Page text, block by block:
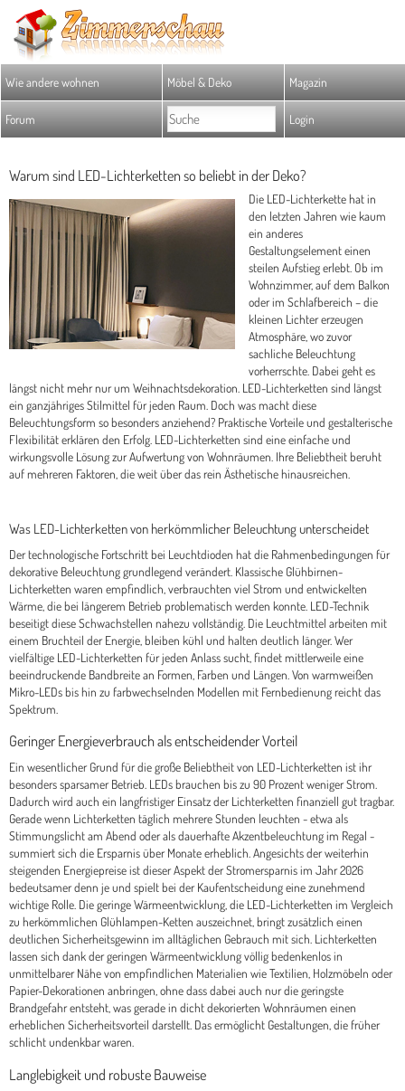
Wie andere wohnen Möbel & Deko Magazin
Forum Login
Warum sind LED-Lichterketten so beliebt in der Deko?
Die LED-Lichterkette hat in
den letzten Jahren wie kaum
ein anderes
Gestaltungselement einen
steilen Aufstieg erlebt. Ob im
Wohnzimmer, auf dem Balkon
oder im Schlafbereich – die
kleinen Lichter erzeugen
Atmosphäre, wo zuvor
sachliche Beleuchtung
vorherrschte. Dabei geht es
längst nicht mehr nur um Weihnachtsdekoration. LED-Lichterketten sind längst
ein ganzjähriges Stilmittel für jeden Raum. Doch was macht diese
Beleuchtungsform so besonders anziehend? Praktische Vorteile und gestalterische
Flexibilität erklären den Erfolg. LED-Lichterketten sind eine einfache und
wirkungsvolle Lösung zur Aufwertung von Wohnräumen. Ihre Beliebtheit beruht
auf mehreren Faktoren, die weit über das rein Ästhetische hinausreichen.
Was LED-Lichterketten von herkömmlicher Beleuchtung unterscheidet
Der technologische Fortschritt bei Leuchtdioden hat die Rahmenbedingungen für
dekorative Beleuchtung grundlegend verändert. Klassische Glühbirnen-
Lichterketten waren empfindlich, verbrauchten viel Strom und entwickelten
Wärme, die bei längerem Betrieb problematisch werden konnte. LED-Technik
beseitigt diese Schwachstellen nahezu vollständig. Die Leuchtmittel arbeiten mit
einem Bruchteil der Energie, bleiben kühl und halten deutlich länger. Wer
vielfältige LED-Lichterketten für jeden Anlass sucht, findet mittlerweile eine
beeindruckende Bandbreite an Formen, Farben und Längen. Von warmweißen
Mikro-LEDs bis hin zu farbwechselnden Modellen mit Fernbedienung reicht das
Spektrum.
Geringer Energieverbrauch als entscheidender Vorteil
Ein wesentlicher Grund für die große Beliebtheit von LED-Lichterketten ist ihr
besonders sparsamer Betrieb. LEDs brauchen bis zu 90 Prozent weniger Strom.
Dadurch wird auch ein langfristiger Einsatz der Lichterketten finanziell gut tragbar.
Gerade wenn Lichterketten täglich mehrere Stunden leuchten - etwa als
Stimmungslicht am Abend oder als dauerhafte Akzentbeleuchtung im Regal -
summiert sich die Ersparnis über Monate erheblich. Angesichts der weiterhin
steigenden Energiepreise ist dieser Aspekt der Stromersparnis im Jahr 2026
bedeutsamer denn je und spielt bei der Kaufentscheidung eine zunehmend
wichtige Rolle. Die geringe Wärmeentwicklung, die LED-Lichterketten im Vergleich
zu herkömmlichen Glühlampen-Ketten auszeichnet, bringt zusätzlich einen
deutlichen Sicherheitsgewinn im alltäglichen Gebrauch mit sich. Lichterketten
lassen sich dank der geringen Wärmeentwicklung völlig bedenkenlos in
unmittelbarer Nähe von empfindlichen Materialien wie Textilien, Holzmöbeln oder
Papier-Dekorationen anbringen, ohne dass dabei auch nur die geringste
Brandgefahr entsteht, was gerade in dicht dekorierten Wohnräumen einen
erheblichen Sicherheitsvorteil darstellt. Das ermöglicht Gestaltungen, die früher
schlicht undenkbar waren.
Langlebigkeit und robuste Bauweise